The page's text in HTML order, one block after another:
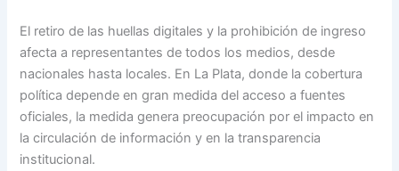
El retiro de las huellas digitales y la prohibición de ingreso
afecta a representantes de todos los medios, desde
nacionales hasta locales. En La Plata, donde la cobertura
política depende en gran medida del acceso a fuentes
oficiales, la medida genera preocupación por el impacto en
la circulación de información y en la transparencia
institucional.